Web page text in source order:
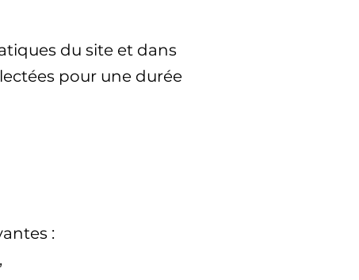
du site et dans
pour une durée
: